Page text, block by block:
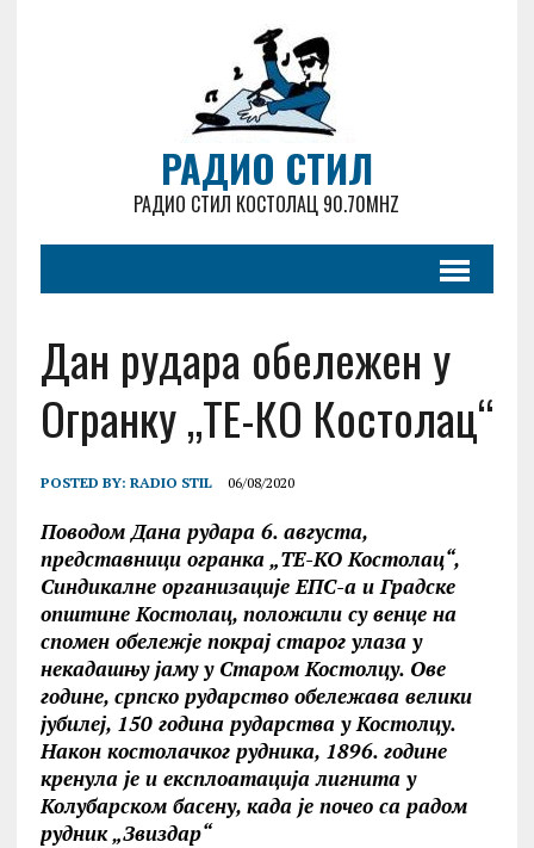
РАДИО СТИЛ
РАДИО СТИЛ КОСТОЛАЦ 90.70MHZ
Дан рудара обележен у
Огранку „ТЕ-КО Костолац“
POSTED BY: RADIO STIL 06/08/2020
Поводом Дана рудара 6. августа,
представници огранка „ТЕ-КО Костолац“,
Синдикалне организације ЕПС-а и Градске
општине Костолац, положили су венце на
спомен обележје покрај старог улаза у
некадашњу јаму у Старом Костолцу. Ове
године, српско рударство обележава велики
јубилеј, 150 година рударства у Костолцу.
Након костолачког рудника, 1896. године
кренула је и експлоатација лигнита у
Колубарском басену, када је почео са радом
рудник „Звиздар“